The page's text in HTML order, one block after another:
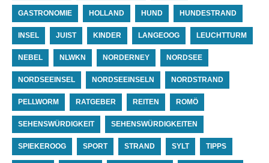
GASTRONOMIE HOLLAND HUND HUNDESTRAND
INSEL JUIST KINDER LANGEOOG LEUCHTTURM
NEBEL NLWKN NORDERNEY NORDSEE
NORDSEEINSEL NORDSEEINSELN NORDSTRAND
PELLWORM RATGEBER REITEN ROMÖ
SEHENSWÜRDIGKEIT SEHENSWÜRDIGKEITEN
SPIEKEROOG SPORT STRAND SYLT TIPPS